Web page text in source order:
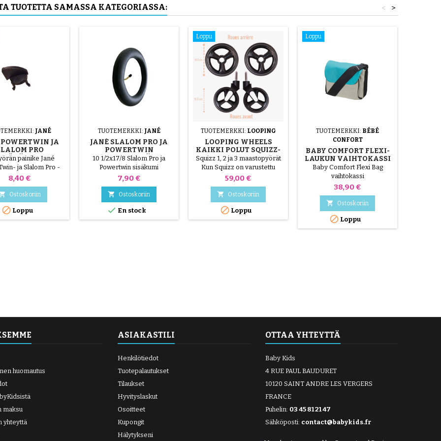
(koskematta sormillasi liimaa
ja laastarin...
TUOTETTA SAMASSA KATEGORIASSA: >
<
JANÉ
JA
PRO
LUKKO
painike Jané
ja Slalom Pro -
rattaille
Hinta
8,40 €
Ostoskoriin
 Loppu
TUOTEMERKKI: JANÉ
JANÉ SLALOM PRO JA
POWERTWIN
RATTAIDEN SISÄKUMI
10 1/2x17/8 Slalom Pro ja
Powertwin sisäkumi
Hinta
7,90 €
 Ostoskoriin
 En stock
Loppu
TUOTEMERKKI: LOOPING
LOOPING WHEELS
KAIKKI POLUT SQUIZZ-
RATTAILLE
Squizz 1, 2 ja 3 maastopyörät
Kun Squizz on varustettu
maastopyörillä, sitä voivat
käyttää jopa 20 kg painavat
lapset! Voidaan irrottaa 5
sekunnissa ilman työkaluja
Etupyörät: 15,5 cm Takapyörät:
18,5 cm
Hinta
59,00 €
 Ostoskoriin
 Loppu
Loppu
TUOTEMERKKI: BÉBÉ
CONFORT
BABY COMFORT FLEXI-
LAUKUN VAIHTOKASSI
Baby Comfort Flexi Bag
vaihtokassi
Hinta
38,90 €
 Ostoskoriin
 Loppu
huomautus
maksu
yhteyttä
ASIAKASTILI
Henkilötiedot
Tuotepalautukset
Tilaukset
Hyvityslaskut
Osoitteet
Kupongit
Hälytykseni
OTTAA YHTEYTTÄ
Baby Kids
4 RUE PAUL BAUDURET
10120 SAINT ANDRE LES VERGERS
FRANCE
Puhelin: 03 45 81 21 47
Sähköposti: contact@babykids.fr